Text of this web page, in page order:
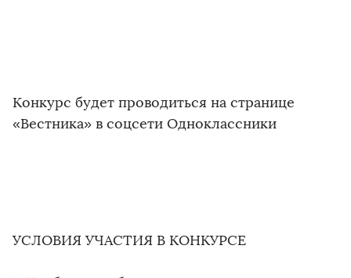
Конкурс будет проводиться на странице
«Вестника» в соцсети Одноклассники
УСЛОВИЯ УЧАСТИЯ В КОНКУРСЕ